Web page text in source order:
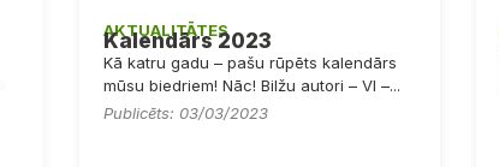
AKTUALITĀTES
Kalendārs 2023
Kā katru gadu – pašu rūpēts kalendārs
mūsu biedriem! Nāc! Bilžu autori – VI –...
Publicēts: 03/03/2023